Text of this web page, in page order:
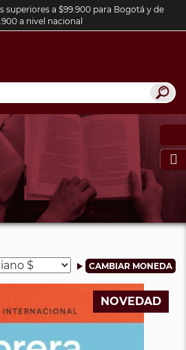
superiores a $99.900 para Bogotá y de
a nivel nacional

NOVEDAD